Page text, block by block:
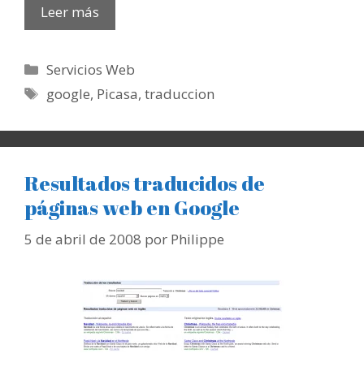
Leer más
Categorías
Servicios Web
Etiquetas
google, Picasa,traduccion
Resultados traducidos de
páginas web en Google
5 de abril de 2008 por Philippe